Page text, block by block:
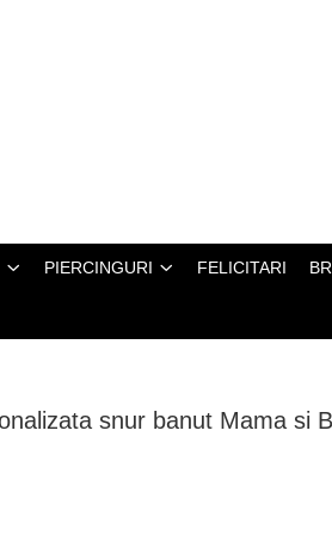
PIERCINGURI FELICITARI
snur banut Mama si